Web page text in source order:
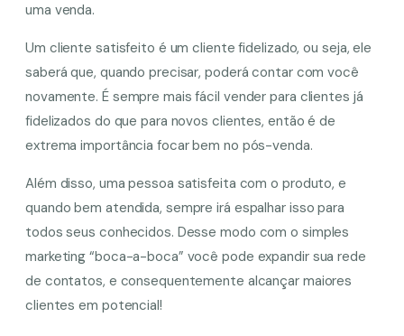
uma venda.
Um cliente satisfeito é um cliente fidelizado, ou seja, ele
saberá que, quando precisar, poderá contar com você
novamente. É sempre mais fácil vender para clientes já
fidelizados do que para novos clientes, então é de
extrema importância focar bem no pós-venda.
Além disso, uma pessoa satisfeita com o produto, e
quando bem atendida, sempre irá espalhar isso para
todos seus conhecidos. Desse modo com o simples
marketing “boca-a-boca” você pode expandir sua rede
de contatos, e consequentemente alcançar maiores
clientes em potencial!